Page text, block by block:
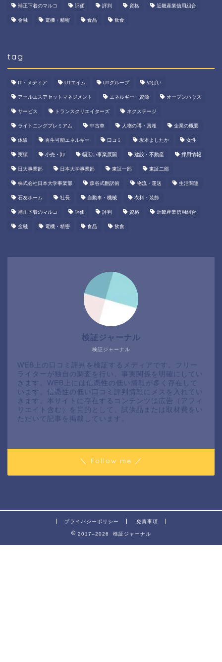
補正下着のマルコ 評価 評判 資格 近畿産業信用組合
金融 電機・精密 食品 飲食
tag
IT・メディア UTエイム UTグループ やばい
アールエスアセットマネジメント エネルギー・資源 オープンハウス
サービス トランスクリエイターズ ネクステージ
ライトニングプレミアム 中古車 人物の噂・真相 企業の概要
体験 再生可能エネルギー 口コミ 坂本よしたか 女性
実績 小売・卸 幅広い事業展開 建設・不動産 採用情報
日大事業部 日本大学事業部 東証一部 東証二部
株式会社日本大学事業部 森谷式翻訳術 物流・運送 生活関連
石友ホーム 社長 自動車・機械 衣料・装飾
補正下着のマルコ 評価 評判 資格 近畿産業信用組合
金融 電機・精密 食品 飲食
検証ジャーナル
検証ジャーナル
WEB上の口コミ評判を検証するメディアです。フリー
ライターが独自の調査を行い、事実関係を明確にしてい
きます。WEB上には信憑性の低い情報が多く存在して
います。信憑性の低い口コミ評判情報にメスを入れてい
きます。本サイトに存在するコンテンツは広告（アフィ
リエイト含む）を目的として、試供品または取材費をい
ただいて記事を掲載しています。
＼ Follow me ／
プライバシーポリシー 免責事項
2017–2026 検証ジャーナル